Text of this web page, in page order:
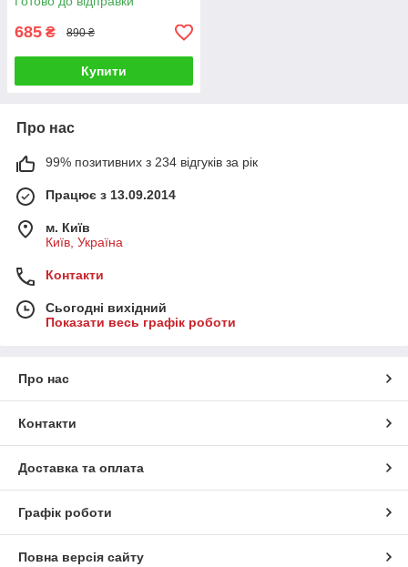
685 ₴ 890 ₴
Купити
Про нас
99% позитивних з 234 відгуків за рік
Працює з 13.09.2014
м. Київ
Київ, Україна
Контакти
Сьогодні вихідний
Показати весь графік роботи
Про нас
Контакти
Доставка та оплата
Графік роботи
Повна версія сайту